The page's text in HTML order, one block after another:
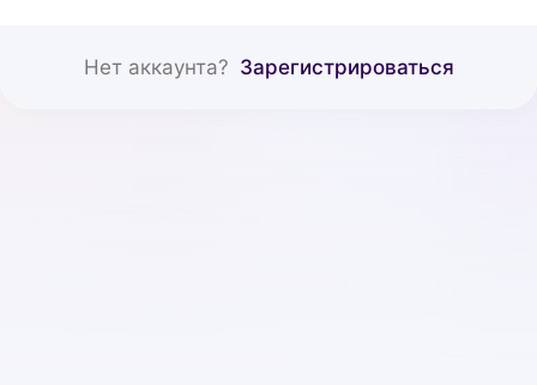
Нет аккаунта? Зарегистрироваться